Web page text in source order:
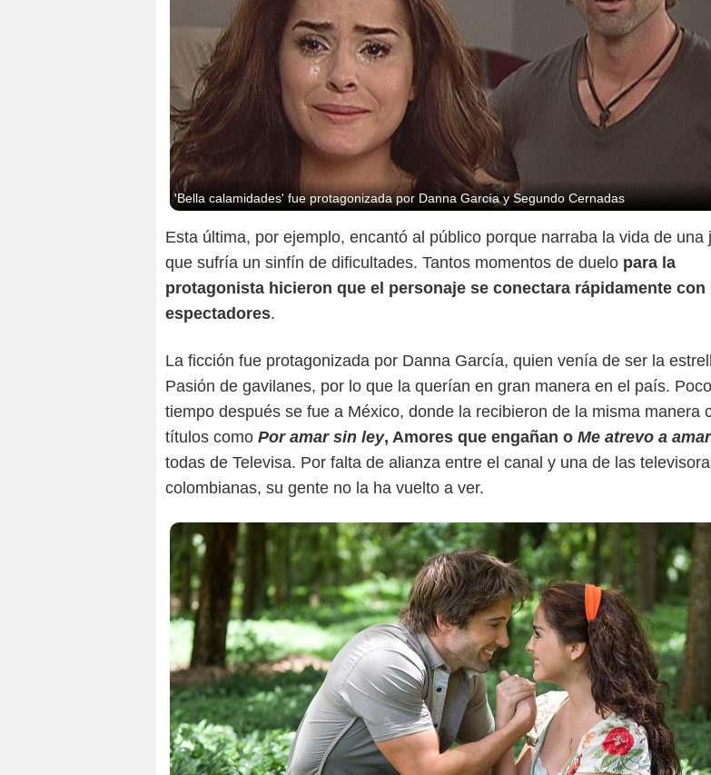
'Bella calamidades' fue protagonizada por Danna García y Segundo Cernadas
Esta última, por ejemplo, encantó al público porque narraba la vida de una
que sufría un sinfín de dificultades. Tantos momentos de duelo para la
protagonista hicieron que el personaje se conectara rápidamente con
espectadores.
La ficción fue protagonizada por Danna García, quien venía de ser la
Pasión de gavilanes, por lo que la querían en gran manera en el país. Poco
tiempo después se fue a México, donde la recibieron de la misma manera
títulos como Por amar sin ley, Amores que engañan o Me atrevo a
todas de Televisa. Por falta de alianza entre el canal y una de las
colombianas, su gente no la ha vuelto a ver.
Caracol Televisión